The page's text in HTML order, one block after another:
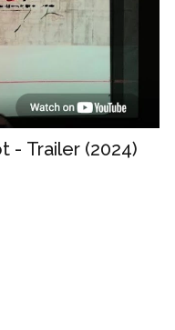
- Trailer (2024)